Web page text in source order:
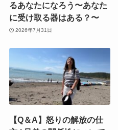
るあなたになろう〜あなた
に受け取る器はある？〜
2026年7月31日
【Q＆A】怒りの解放の仕